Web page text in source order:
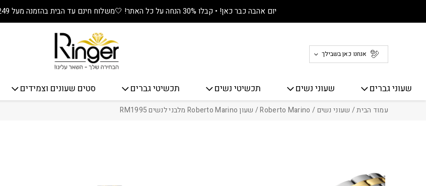
יום אהבה כבר כאן! • קבלו 30% הנחה על כל האתר! 🤍 משלוח חינם עד הבית בהזמנה מעל 249 ש"ח! • מתנה שווה בכל קנייה! 🎁
אנחנו כאן בשבילך
שעוני גברים שעוני נשים תכשיטי נשים תכשיטי גברים סטים שעונים וצמידים
עמוד הבית/ שעוני נשים/
Roberto Marino/ שעון Roberto Marino מלבני לנשים RM1995